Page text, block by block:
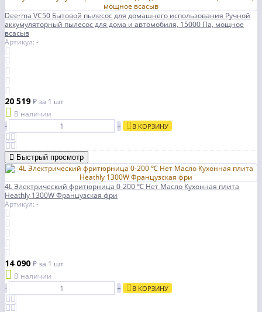
Deerma VC50 Бытовой пылесос для домашнего использования Ручной
аккумуляторный пылесос для дома и автомобиля, 15000 Па, мощное
всасыв
Артикул: -
20 519₽за 1 шт
В наличии
-
+ В КОРЗИНУ
Быстрый просмотр
4L Электрический фритюрница 0-200 ℃ Нет Масло Кухонная плита
Heathly 1300W Французская фри
Артикул: -
14 090 ₽за 1 шт
В наличии
-
+ В КОРЗИНУ